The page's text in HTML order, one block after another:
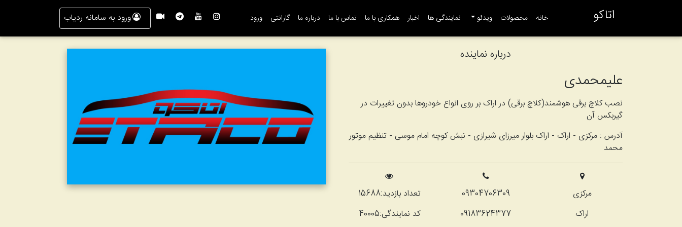
اتاکو خانه محصولات ویدئو نمایندگی ها اخبار همکاری با ما تماس با ما درباره ما گارانتی ورود ورود به سامانه ردیاب
درباره نماینده
علیمحمدی
نصب کلاچ برقی هوشمند(کلاچ برقی) در اراک بر روی انواع خودروها بدون تغییرات در
گیربکس آن
آدرس : مرکزی - اراک - اراک بلوار میرزای شیرازی - نبش کوچه امام موسی - تنظیم موتور
محمد
مرکزی
اراک
09304706309
09183624377
تعداد بازدید:15688
کد نمایندگی:40005